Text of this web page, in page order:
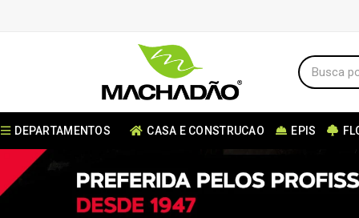
DEPARTAMENTOS CASA E CONSTRUCAO EPIS